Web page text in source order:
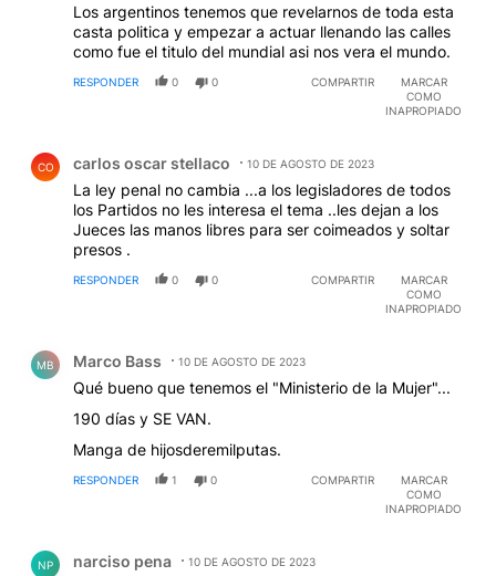
Los argentinos tenemos que revelarnos de toda esta
casta politica y empezar a actuar llenando las calles
como fue el titulo del mundial asi nos vera el mundo.
RESPONDER 0 0 COMPARTIR
MARCAR
COMO
INAPROPIADO
CO carlos oscar stellaco 10 DE AGOSTO DE 2023
La ley penal no cambia ...a los legisladores de todos
los Partidos no les interesa el tema ..les dejan a los
Jueces las manos libres para ser coimeados y soltar
presos .
RESPONDER 0 0 COMPARTIR
MARCAR
COMO
INAPROPIADO
MB Marco Bass 10 DE AGOSTO DE 2023
Qué bueno que tenemos el "Ministerio de la Mujer"...
190 días y SE VAN.
Manga de hijosderemilputas.
RESPONDER 1 0 COMPARTIR
MARCAR
COMO
INAPROPIADO
NP narciso pena 10 DE AGOSTO DE 2023